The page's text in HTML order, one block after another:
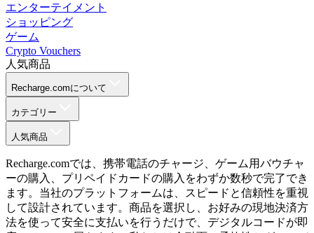
エンターテイメント
ショッピング
ゲーム
Crypto Vouchers
人気商品
Recharge.comについて
カテゴリー
人気商品
Recharge.comでは、携帯電話のチャージ、ゲーム用バウチャ
ーの購入、プリペイドカードの購入をわずか数秒で完了でき
ます。当社のプラットフォームは、スピードと信頼性を重視
して設計されています。商品を選択し、お好みの現地決済方
法を使って安全に支払いを行うだけで、デジタルコードが即